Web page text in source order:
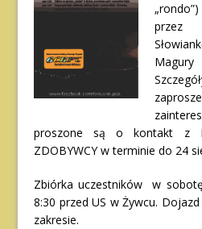
przez
proszone są o kontakt z
ZDOBYWCY w terminie do 24
Zbiórka uczestników w
8:30 przed US w Żywcu.
zakresie.